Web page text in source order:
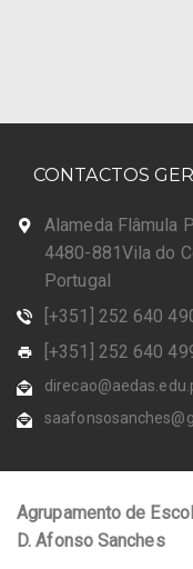
CONTACTOS
Alameda Flâmula
4480-881Vila do
Portugal
[+351] 252 640
[+351] 252 640
Agrupamento de
D. Afonso Sanches